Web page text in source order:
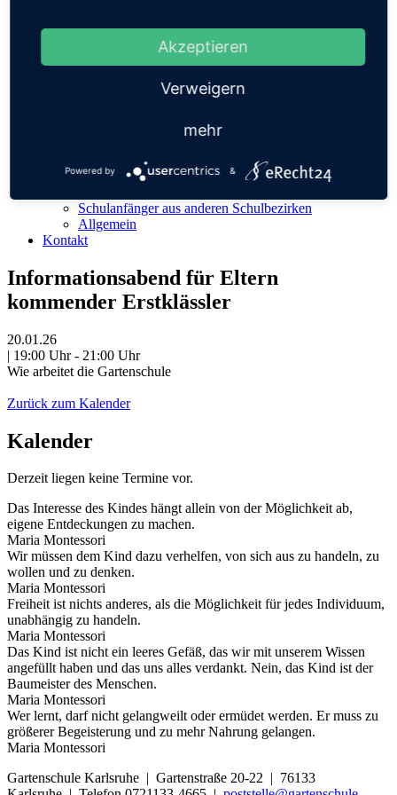
Vorteil Förderverein
Mitglied werden
Fragen und Antworten
Fragen
Schulanfänger aus anderen Schulbezirken
Allgemein
Kontakt
Informationsabend für Eltern
kommender Erstklässler
20.01.26
| 19:00 Uhr - 21:00 Uhr
Wie arbeitet die Gartenschule
Zurück zum Kalender
Kalender
Derzeit liegen keine Termine vor.
Das Interesse des Kindes hängt allein von der Möglichkeit ab,
eigene Entdeckungen zu machen.
Maria Montessori
Wir müssen dem Kind dazu verhelfen, von sich aus zu handeln, zu
wollen und zu denken.
Maria Montessori
Freiheit ist nichts anderes, als die Möglichkeit für jedes Individuum,
unabhängig zu handeln.
Maria Montessori
Das Kind ist nicht ein leeres Gefäß, das wir mit unserem Wissen
angefüllt haben und das uns alles verdankt. Nein, das Kind ist der
Baumeister des Menschen.
Maria Montessori
Wer lernt, darf nicht gelangweilt oder ermüdet werden. Er muss zu
größerer Begeisterung und zu mehr Nahrung gelangen.
Maria Montessori
Gartenschule Karlsruhe | Gartenstraße 20-22 | 76133
Akzeptieren
Verweigern
mehr
Powered by &